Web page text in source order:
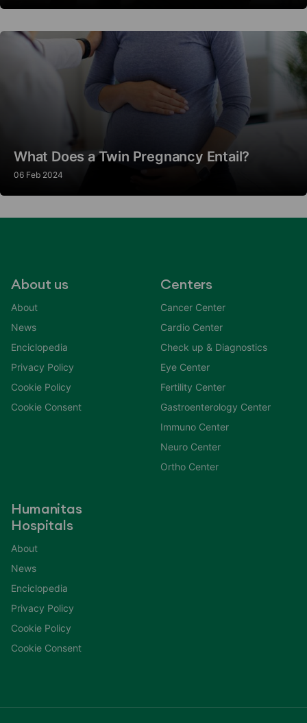
What Does a Twin Pregnancy Entail?
06 Feb 2024
About us
About
News
Enciclopedia
Privacy Policy
Cookie Policy
Cookie Consent
Centers
Cancer Center
Cardio Center
Check up & Diagnostics
Eye Center
Fertility Center
Gastroenterology Center
Immuno Center
Neuro Center
Ortho Center
Humanitas
Hospitals
About
News
Enciclopedia
Privacy Policy
Cookie Policy
Cookie Consent